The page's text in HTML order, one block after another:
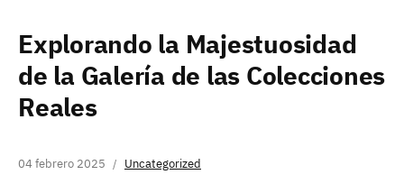
Explorando la Majestuosidad
de la Galería de las Colecciones
Reales
04 febrero 2025 Uncategorized